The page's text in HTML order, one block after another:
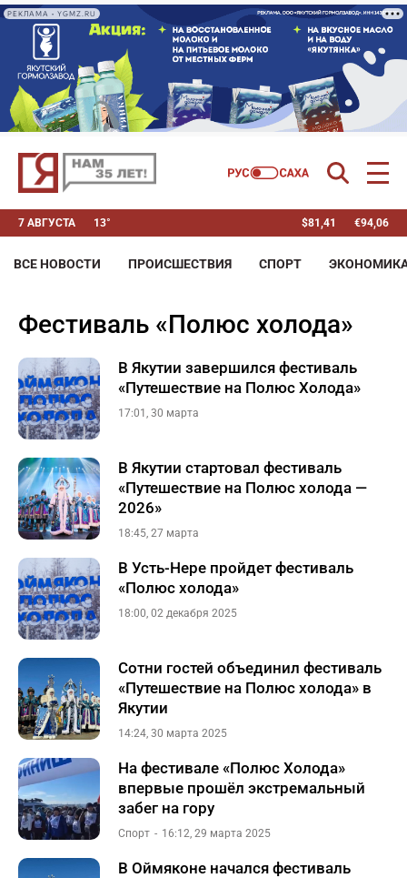
РЕКЛАМА • YGMZ.RU
7 АВГУСТА 13° $81,41 €94,06
ВСЕ НОВОСТИ ПРОИСШЕСТВИЯ СПОРТ
фестиваль «Полюс холода»
В Якутии завершился фестиваль
«Путешествие на Полюс Холода»
17:01, 30 марта
В Якутии стартовал фестиваль
«Путешествие на Полюс холода —
2026»
18:45, 27 марта
В Усть-Нере пройдет фестиваль
«Полюс холода»
18:00, 02 декабря 2025
Сотни гостей объединил фестиваль
«Путешествие на Полюс холода» в
Якутии
14:24, 30 марта 2025
На фестивале «Полюс Холода»
впервые прошёл экстремальный
забег на гору
Спорт 16:12, 29 марта 2025
В Оймяконе начался фестиваль